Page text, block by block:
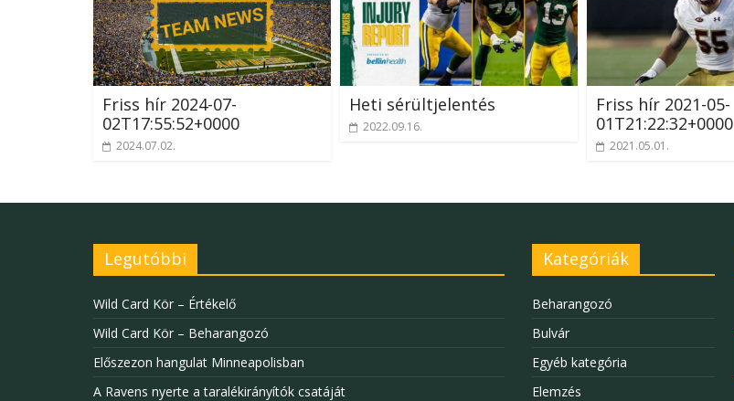
Friss hír 2024-07-
02T17:55:52+0000
2024.07.02.
Heti sérültjelentés
2022.09.16.
Friss hír 2021-05-
01T21:22:32+0000
2021.05.01.
Legutóbbi
Wild Card Kör – Értékelő
Wild Card Kör – Beharangozó
Előszezon hangulat Minneapolisban
A Ravens nyerte a taralékirányítók csatáját
Kategóriák
Beharangozó
Bulvár
Egyéb kategória
Elemzés